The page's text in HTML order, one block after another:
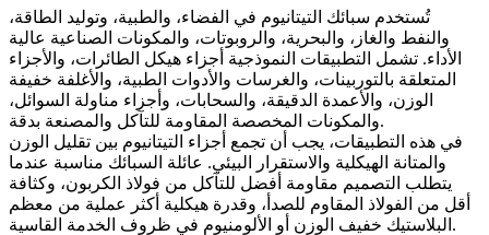
تُستخدم سبائك التيتانيوم في الفضاء، والطبية، وتوليد الطاقة،
والنفط والغاز، والبحرية، والروبوتات، والمكونات الصناعية عالية
الأداء. تشمل التطبيقات النموذجية أجزاء هيكل الطائرات، والأجزاء
المتعلقة بالتوربينات، والغرسات والأدوات الطبية، والأغلفة خفيفة
الوزن، والأعمدة الدقيقة، والسحابات، وأجزاء مناولة السوائل،
والمكونات المخصصة المقاومة للتآكل والمصنعة بدقة.
في هذه التطبيقات، يجب أن تجمع أجزاء التيتانيوم بين تقليل الوزن
والمتانة الهيكلية والاستقرار البيئي. عائلة السبائك مناسبة عندما
يتطلب التصميم مقاومة أفضل للتآكل من فولاذ الكربون، وكثافة
أقل من الفولاذ المقاوم للصدأ، وقدرة هيكلية أكثر عملية من معظم
البلاستيك خفيف الوزن أو الألومنيوم في ظروف الخدمة القاسية.